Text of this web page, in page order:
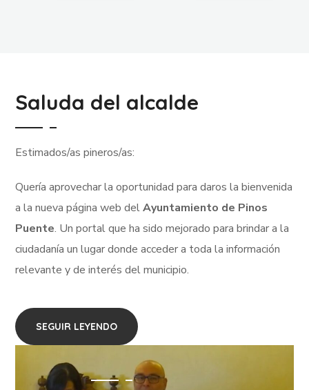
Saluda del alcalde
Estimados/as pineros/as:
Quería aprovechar la oportunidad para daros la bienvenida
a la nueva página web delAyuntamiento de Pinos
Puente. Un portal que ha sido mejorado para brindar a la
ciudadanía un lugar donde acceder a toda la información
relevante y de interés del municipio.
SEGUIR LEYENDO